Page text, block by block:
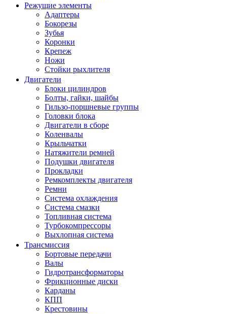
Режущие элементы
Адаптеры
Бокорезы
Зубья
Коронки
Крепеж
Ножи
Стойки рыхлителя
Двигатели
Блоки цилиндров
Болты, гайки, шайбы
Гильзо-поршневые группы
Головки блока
Двигатели в сборе
Коленвалы
Крыльчатки
Натяжители ремней
Подушки двигателя
Прокладки
Ремкомплекты двигателя
Ремни
Система охлаждения
Система смазки
Топливная система
Турбокомпрессоры
Выхлопная система
Трансмиссия
Бортовые передачи
Валы
Гидротрансформаторы
Фрикционные диски
Карданы
КПП
Крестовины